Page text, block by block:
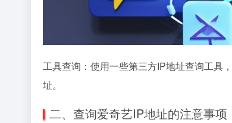
工具查询：使用一些第三方IP地址查询工具
址。
二、查询爱奇艺IP地址的注意事项